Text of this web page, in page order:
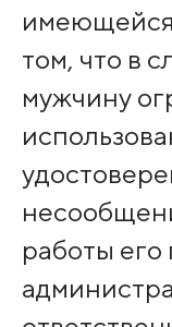
том, что в
мужчину
работы